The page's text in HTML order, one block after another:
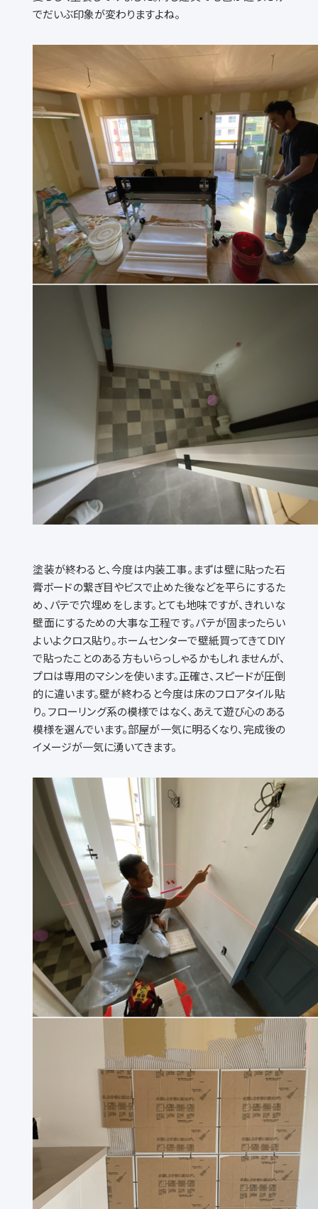
でだいぶ印象が変わりますよね。
塗装が終わると、今度は内装工事。まずは壁に貼った石
膏ボードの繋ぎ目やビスで止めた後などを平らにするた
め、パテで穴埋めをします。とても地味ですが、きれいな
壁面にするための大事な工程です。パテが固まったらい
よいよクロス貼り。ホームセンターで壁紙買ってきてDIY
で貼ったことのある方もいらっしゃるかもしれませんが、
プロは専用のマシンを使います。正確さ、スピードが圧倒
的に違います。壁が終わると今度は床のフロアタイル貼
り。フローリング系の模様ではなく、あえて遊び心のある
模様を選んでいます。部屋が一気に明るくなり、完成後の
イメージが一気に湧いてきます。